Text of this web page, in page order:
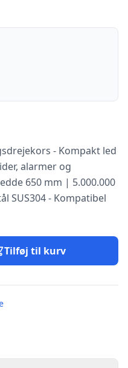
- Kompakt led
alarmer og
650 mm | 5.000.000
SUS304 - Kompatibel
Tilføj til kurv